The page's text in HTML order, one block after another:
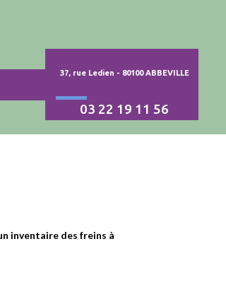
37, rue Ledien - 80100 ABBEVILLE
03 22 19 11 56
inventaire des freins à